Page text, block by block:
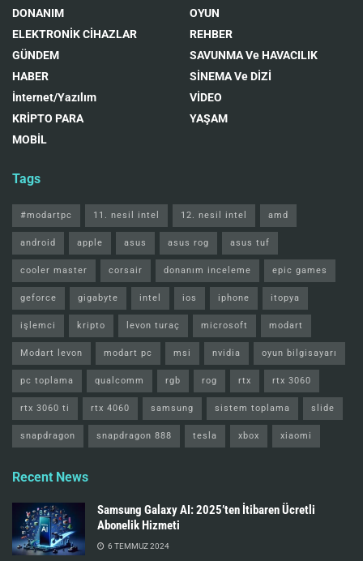
DONANIM
ELEKTRONİK CİHAZLAR
GÜNDEM
HABER
İnternet/Yazılım
KRİPTO PARA
MOBİL
OYUN
REHBER
SAVUNMA Ve HAVACILIK
SİNEMA Ve DİZİ
VİDEO
YAŞAM
Tags
#modartpc 11. nesil intel 12. nesil intel amd
android apple asus asus rog asus tuf
cooler master corsair donanım inceleme epic games
geforce gigabyte intel ios iphone itopya
işlemci kripto levon turaç microsoft modart
Modart levon modart pc msi nvidia oyun bilgisayarı
pc toplama qualcomm rgb rog rtx rtx 3060
rtx 3060 ti rtx 4060 samsung sistem toplama slide
snapdragon snapdragon 888 tesla xbox xiaomi
Recent News
Samsung Galaxy AI: 2025’ten İtibaren Ücretli
Abonelik Hizmeti
6 TEMMUZ 2024